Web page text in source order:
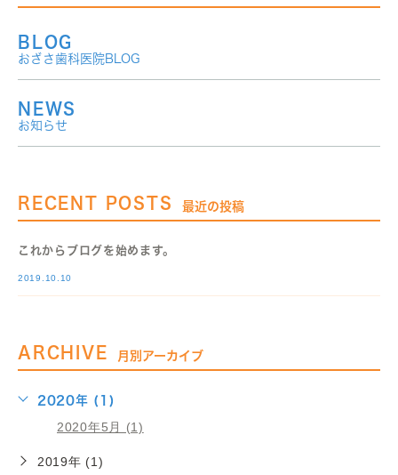
BLOG
おざさ歯科医院BLOG
NEWS
お知らせ
RECENT POSTS 最近の投稿
これからブログを始めます。
2019.10.10
ARCHIVE 月別アーカイブ
2020年 (1)
2020年5月 (1)
2019年 (1)